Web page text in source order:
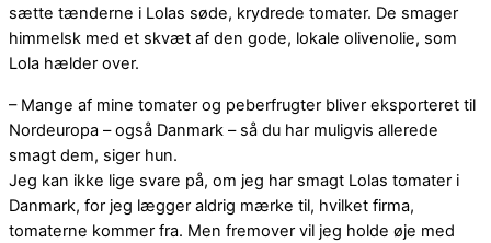
sætte tænderne i Lolas søde, krydrede tomater. De smager
himmelsk med et skvæt af den gode, lokale olivenolie, som
Lola hælder over.
– Mange af mine tomater og peberfrugter bliver eksporteret til
Nordeuropa – også Danmark – så du har muligvis allerede
smagt dem, siger hun.
Jeg kan ikke lige svare på, om jeg har smagt Lolas tomater i
Danmark, for jeg lægger aldrig mærke til, hvilket firma,
tomaterne kommer fra. Men fremover vil jeg holde øje med